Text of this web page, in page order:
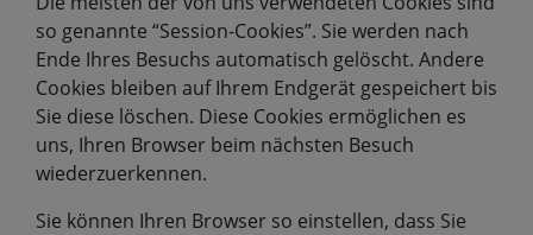
so genannte “Session-Cookies”. Sie werden nach
Ende Ihres Besuchs automatisch gelöscht. Andere
Cookies bleiben auf Ihrem Endgerät gespeichert bis
Sie diese löschen. Diese Cookies ermöglichen es
uns, Ihren Browser beim nächsten Besuch
wiederzuerkennen.
Sie können Ihren Browser so einstellen, dass Sie